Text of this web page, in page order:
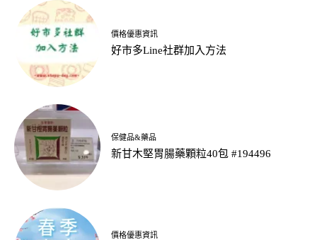
價格優惠資訊
好市多Line社群加入方法
保健品&藥品
新甘木堅胃腸藥顆粒40包 #194496
價格優惠資訊